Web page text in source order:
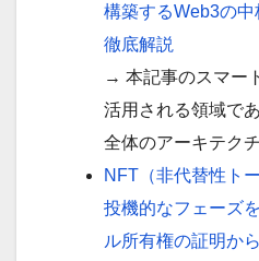
構築するWeb3の
徹底解説
→ 本記事のスマー
活用される領域で
全体のアーキテク
NFT（非代替性ト
投機的なフェーズ
ル所有権の証明か